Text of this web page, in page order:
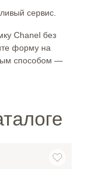
сервис.
Chanel без
форму на
способом —